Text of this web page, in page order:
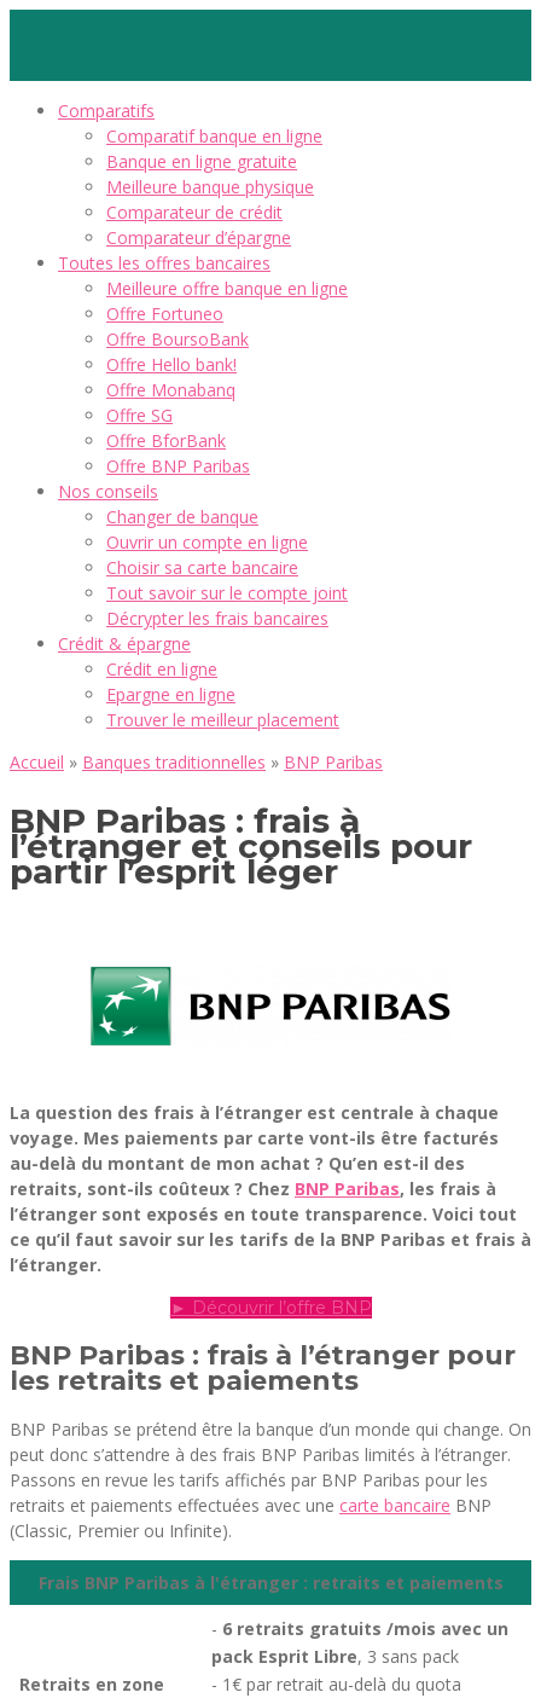
Comparatifs
Comparatif banque en ligne
Banque en ligne gratuite
Meilleure banque physique
Comparateur de crédit
Comparateur d’épargne
Toutes les offres bancaires
Meilleure offre banque en ligne
Offre Fortuneo
Offre BoursoBank
Offre Hello bank!
Offre Monabanq
Offre SG
Offre BforBank
Offre BNP Paribas
Nos conseils
Changer de banque
Ouvrir un compte en ligne
Choisir sa carte bancaire
Tout savoir sur le compte joint
Décrypter les frais bancaires
Crédit & épargne
Crédit en ligne
Epargne en ligne
Trouver le meilleur placement
Accueil » Banques traditionnelles » BNP Paribas
BNP Paribas : frais à
l’étranger et conseils pour
partir l’esprit léger
La question des frais à l’étranger est centrale à chaque
voyage. Mes paiements par carte vont-ils être facturés
au-delà du montant de mon achat ? Qu’en est-il des
retraits, sont-ils coûteux ? Chez BNP Paribas, les frais à
l’étranger sont exposés en toute transparence. Voici tout
ce qu’il faut savoir sur les tarifs de la BNP Paribas et frais à
l’étranger.
► Découvrir l’offre BNP
BNP Paribas : frais à l’étranger pour
les retraits et paiements
BNP Paribas se prétend être la banque d’un monde qui change. On
peut donc s’attendre à des frais BNP Paribas limités à l’étranger.
Passons en revue les tarifs affichés par BNP Paribas pour les
retraits et paiements effectuées avec une carte bancaire BNP
(Classic, Premier ou Infinite).
Frais BNP Paribas à l'étranger : retraits et paiements
Retraits en zone
- 6 retraits gratuits /mois avec un
pack Esprit Libre, 3 sans pack
- 1€ par retrait au-delà du quota